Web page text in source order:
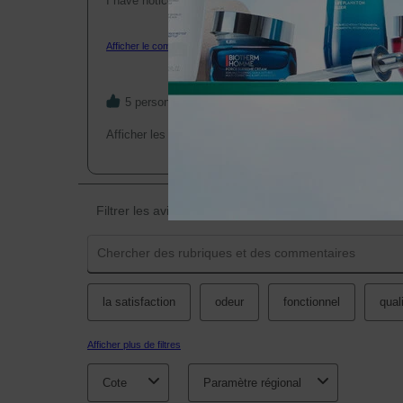
unnoticeable, and my skin’s redness has dissipated. A
has also started clearing up since I began using this
during the day when I am not going to wear makeup,
makeup. Overall, I really like this product because of
continue to order.
Afficher le commentaire au complet
5 personnes ont trouvé cela utile.
Afficher les avis :
Filtrer les avis
la satisfaction odeur fonctionnel
Afficher plus de filtres
Cote Paramètre régional